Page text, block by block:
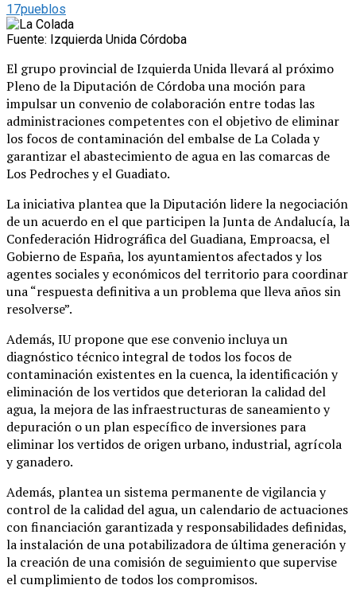
17pueblos
Fuente: Izquierda Unida Córdoba
El grupo provincial de Izquierda Unida llevará al próximo
Pleno de la Diputación de Córdoba una moción para
impulsar un convenio de colaboración entre todas las
administraciones competentes con el objetivo de eliminar
los focos de contaminación del embalse de La Colada y
garantizar el abastecimiento de agua en las comarcas de
Los Pedroches y el Guadiato.
La iniciativa plantea que la Diputación lidere la negociación
de un acuerdo en el que participen la Junta de Andalucía, la
Confederación Hidrográfica del Guadiana, Emproacsa, el
Gobierno de España, los ayuntamientos afectados y los
agentes sociales y económicos del territorio para coordinar
una “respuesta definitiva a un problema que lleva años sin
resolverse”.
Además, IU propone que ese convenio incluya un
diagnóstico técnico integral de todos los focos de
contaminación existentes en la cuenca, la identificación y
eliminación de los vertidos que deterioran la calidad del
agua, la mejora de las infraestructuras de saneamiento y
depuración o un plan específico de inversiones para
eliminar los vertidos de origen urbano, industrial, agrícola
y ganadero.
Además, plantea un sistema permanente de vigilancia y
control de la calidad del agua, un calendario de actuaciones
con financiación garantizada y responsabilidades definidas,
la instalación de una potabilizadora de última generación y
la creación de una comisión de seguimiento que supervise
el cumplimiento de todos los compromisos.